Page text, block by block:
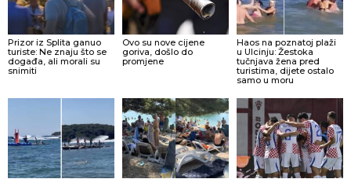
Prizor iz Splita ganuo
turiste: Ne znaju što se
događa, ali morali su
snimiti
Ovo su nove cijene
goriva, došlo do
promjene
Haos na poznatoj plaži
u Ulcinju: Žestoka
tučnjava žena pred
turistima, dijete ostalo
samo u moru